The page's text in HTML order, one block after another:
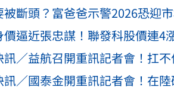
被斷頭？富爸爸示警2026恐迎
價逼近張忠謀！聯發科股價連
訊／益航召開重訊記者會！扛
訊／國泰金開重訊記者會！在